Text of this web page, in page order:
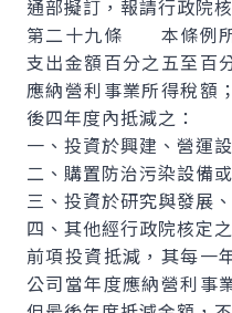
通部擬訂，報請行政院
第二十九條 本條例所
支出金額百分之五至百
應納營利事業所得稅額
後四年度內抵減之：
一、投資於興建、營運
二、購置防治污染設備
三、投資於研究與發展
四、其他經行政院核定
前項投資抵減，其每一
公司當年度應納營利事